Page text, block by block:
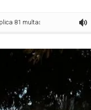
em operação na região norte